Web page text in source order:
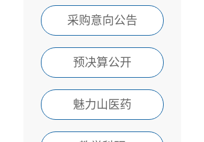
采购意向公告
预决算公开
魅力山医药